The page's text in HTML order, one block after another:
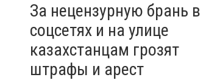
За нецензурную брань в
соцсетях и на улице
казахстанцам грозят
штрафы и арест